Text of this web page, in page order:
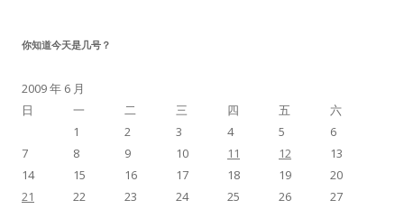
你知道今天是几号？
2009 年 6 月
日
一 二 三 四 五
六
1
2 3 4 5
6
7
8 9 10 11 12
13
14
15 16 17 18 19
20
21
22 23 24 25 26
27